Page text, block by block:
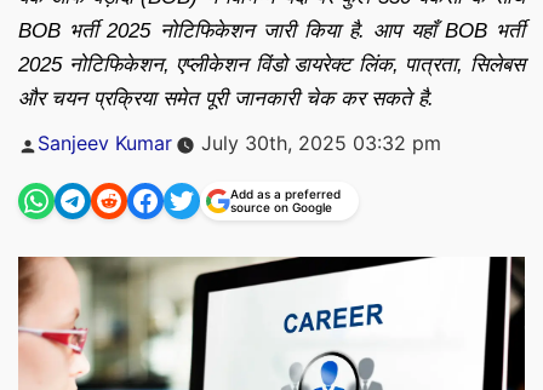
BOB भर्ती 2025 नोटिफिकेशन जारी किया है. आप यहाँ BOB भर्ती
2025 नोटिफिकेशन, एप्लीकेशन विंडो डायरेक्ट लिंक, पात्रता, सिलेबस
और चयन प्रक्रिया समेत पूरी जानकारी चेक कर सकते है.
Posted
Sanjeev Kumar July 30th, 2025 03:32 pm
Add as a preferred
source on Google